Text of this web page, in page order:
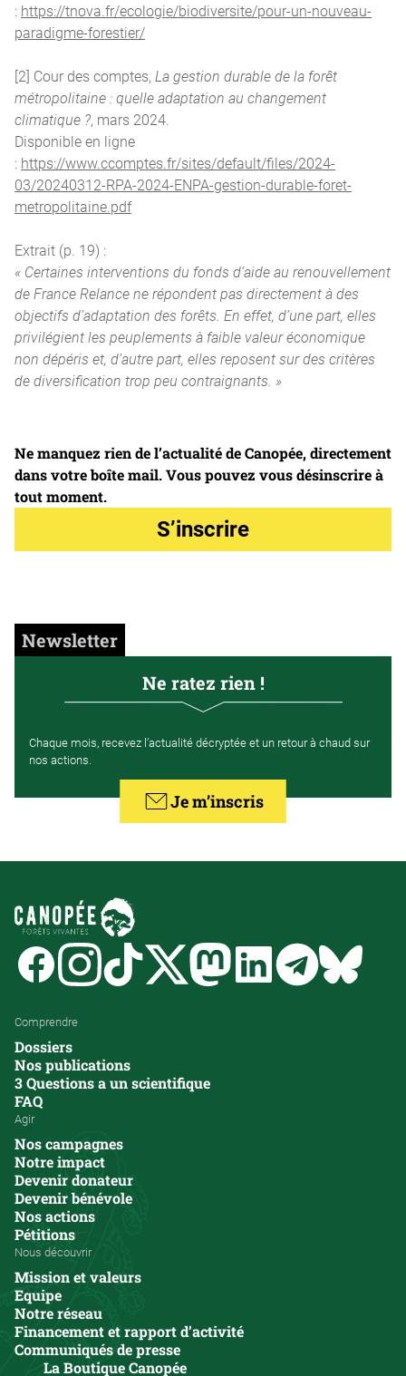
: https://tnova.fr/ecologie/biodiversite/pour-un-nouveau-
paradigme-forestier/
[2] Cour des comptes, La gestion durable de la forêt
métropolitaine : quelle adaptation au changement
climatique ?, mars 2024.
Disponible en ligne
: https://www.ccomptes.fr/sites/default/files/2024-
03/20240312-RPA-2024-ENPA-gestion-durable-foret-
metropolitaine.pdf
Extrait (p. 19) :
« Certaines interventions du fonds d’aide au renouvellement
de France Relance ne répondent pas directement à des
objectifs d’adaptation des forêts. En effet, d’une part, elles
privilégient les peuplements à faible valeur économique
non dépéris et, d’autre part, elles reposent sur des critères
de diversification trop peu contraignants. »
Ne manquez rien de l’actualité de Canopée, directement
dans votre boîte mail. Vous pouvez vous désinscrire à
tout moment.
S’inscrire
Newsletter
Ne ratez rien !
Chaque mois, recevez l’actualité décryptée et un retour à chaud sur
nos actions.
Je m’inscris
FacebookInstagramTiktok Twitter MastodonLinkedinTelegram
Comprendre
Dossiers
Nos publications
3 Questions a un scientifique
FAQ
Agir
Nos campagnes
Notre impact
Devenir donateur
Devenir bénévole
Nos actions
Pétitions
Nous découvrir
Mission et valeurs
Equipe
Notre réseau
Financement et rapport d’activité
Communiqués de presse
La Boutique Canopée